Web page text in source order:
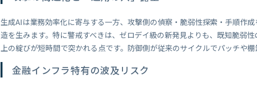
生成AIは業務効率化に寄与する一方、攻撃側の偵察・脆弱性探索・手順作
造を生みます。特に警戒すべきは、ゼロデイ級の新発見よりも、既知脆弱
上の綻びが短時間で突かれる点です。防御側が従来のサイクルでパッチや
金融インフラ特有の波及リスク